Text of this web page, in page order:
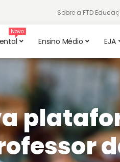
Sobre a FTD
Ensino Médio EJA